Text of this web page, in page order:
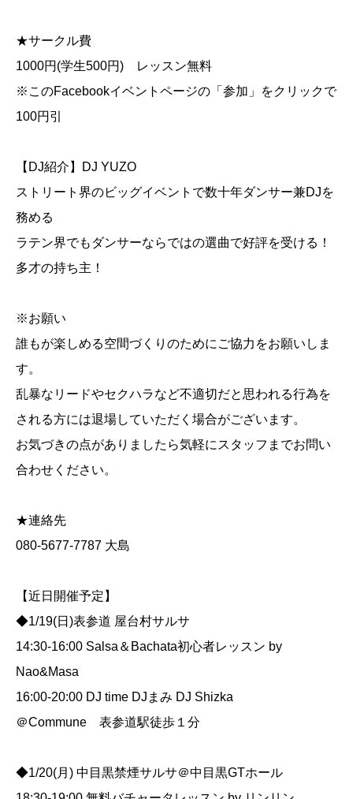
★サークル費
1000円(学生500円) レッスン無料
※このFacebookイベントページの「参加」をクリックで
100円引
【DJ紹介】DJ YUZO
ストリート界のビッグイベントで数十年ダンサー兼DJを
務める
ラテン界でもダンサーならではの選曲で好評を受ける！
多才の持ち主！
※お願い
誰もが楽しめる空間づくりのためにご協力をお願いしま
す。
乱暴なリードやセクハラなど不適切だと思われる行為を
される方には退場していただく場合がございます。
お気づきの点がありましたら気軽にスタッフまでお問い
合わせください。
★連絡先
080-5677-7787 大島
【近日開催予定】
◆1/19(日)表参道 屋台村サルサ
14:30-16:00 Salsa＆Bachata初心者レッスン by
Nao&Masa
16:00-20:00 DJ time DJまみ DJ Shizka
＠Commune 表参道駅徒歩１分
◆1/20(月) 中目黒禁煙サルサ＠中目黒GTホール